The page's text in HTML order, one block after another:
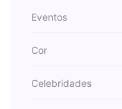
Eventos
Cor
Celebridades